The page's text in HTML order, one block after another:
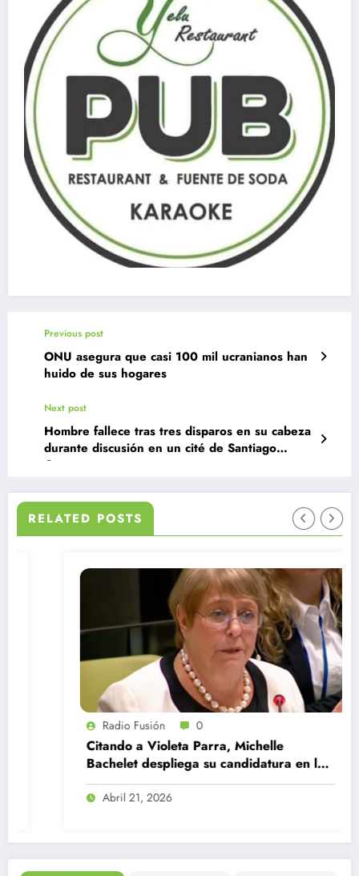
Previous post
ONU asegura que casi 100 mil ucranianos han
huido de sus hogares
Next post
Hombre fallece tras tres disparos en su cabeza
durante discusión en un cité de Santiago
Centro
RELATED POSTS
Radio Fusión 0
Citando a Violeta Parra, Michelle
Bachelet despliega su candidatura en la
Abril 21, 2026